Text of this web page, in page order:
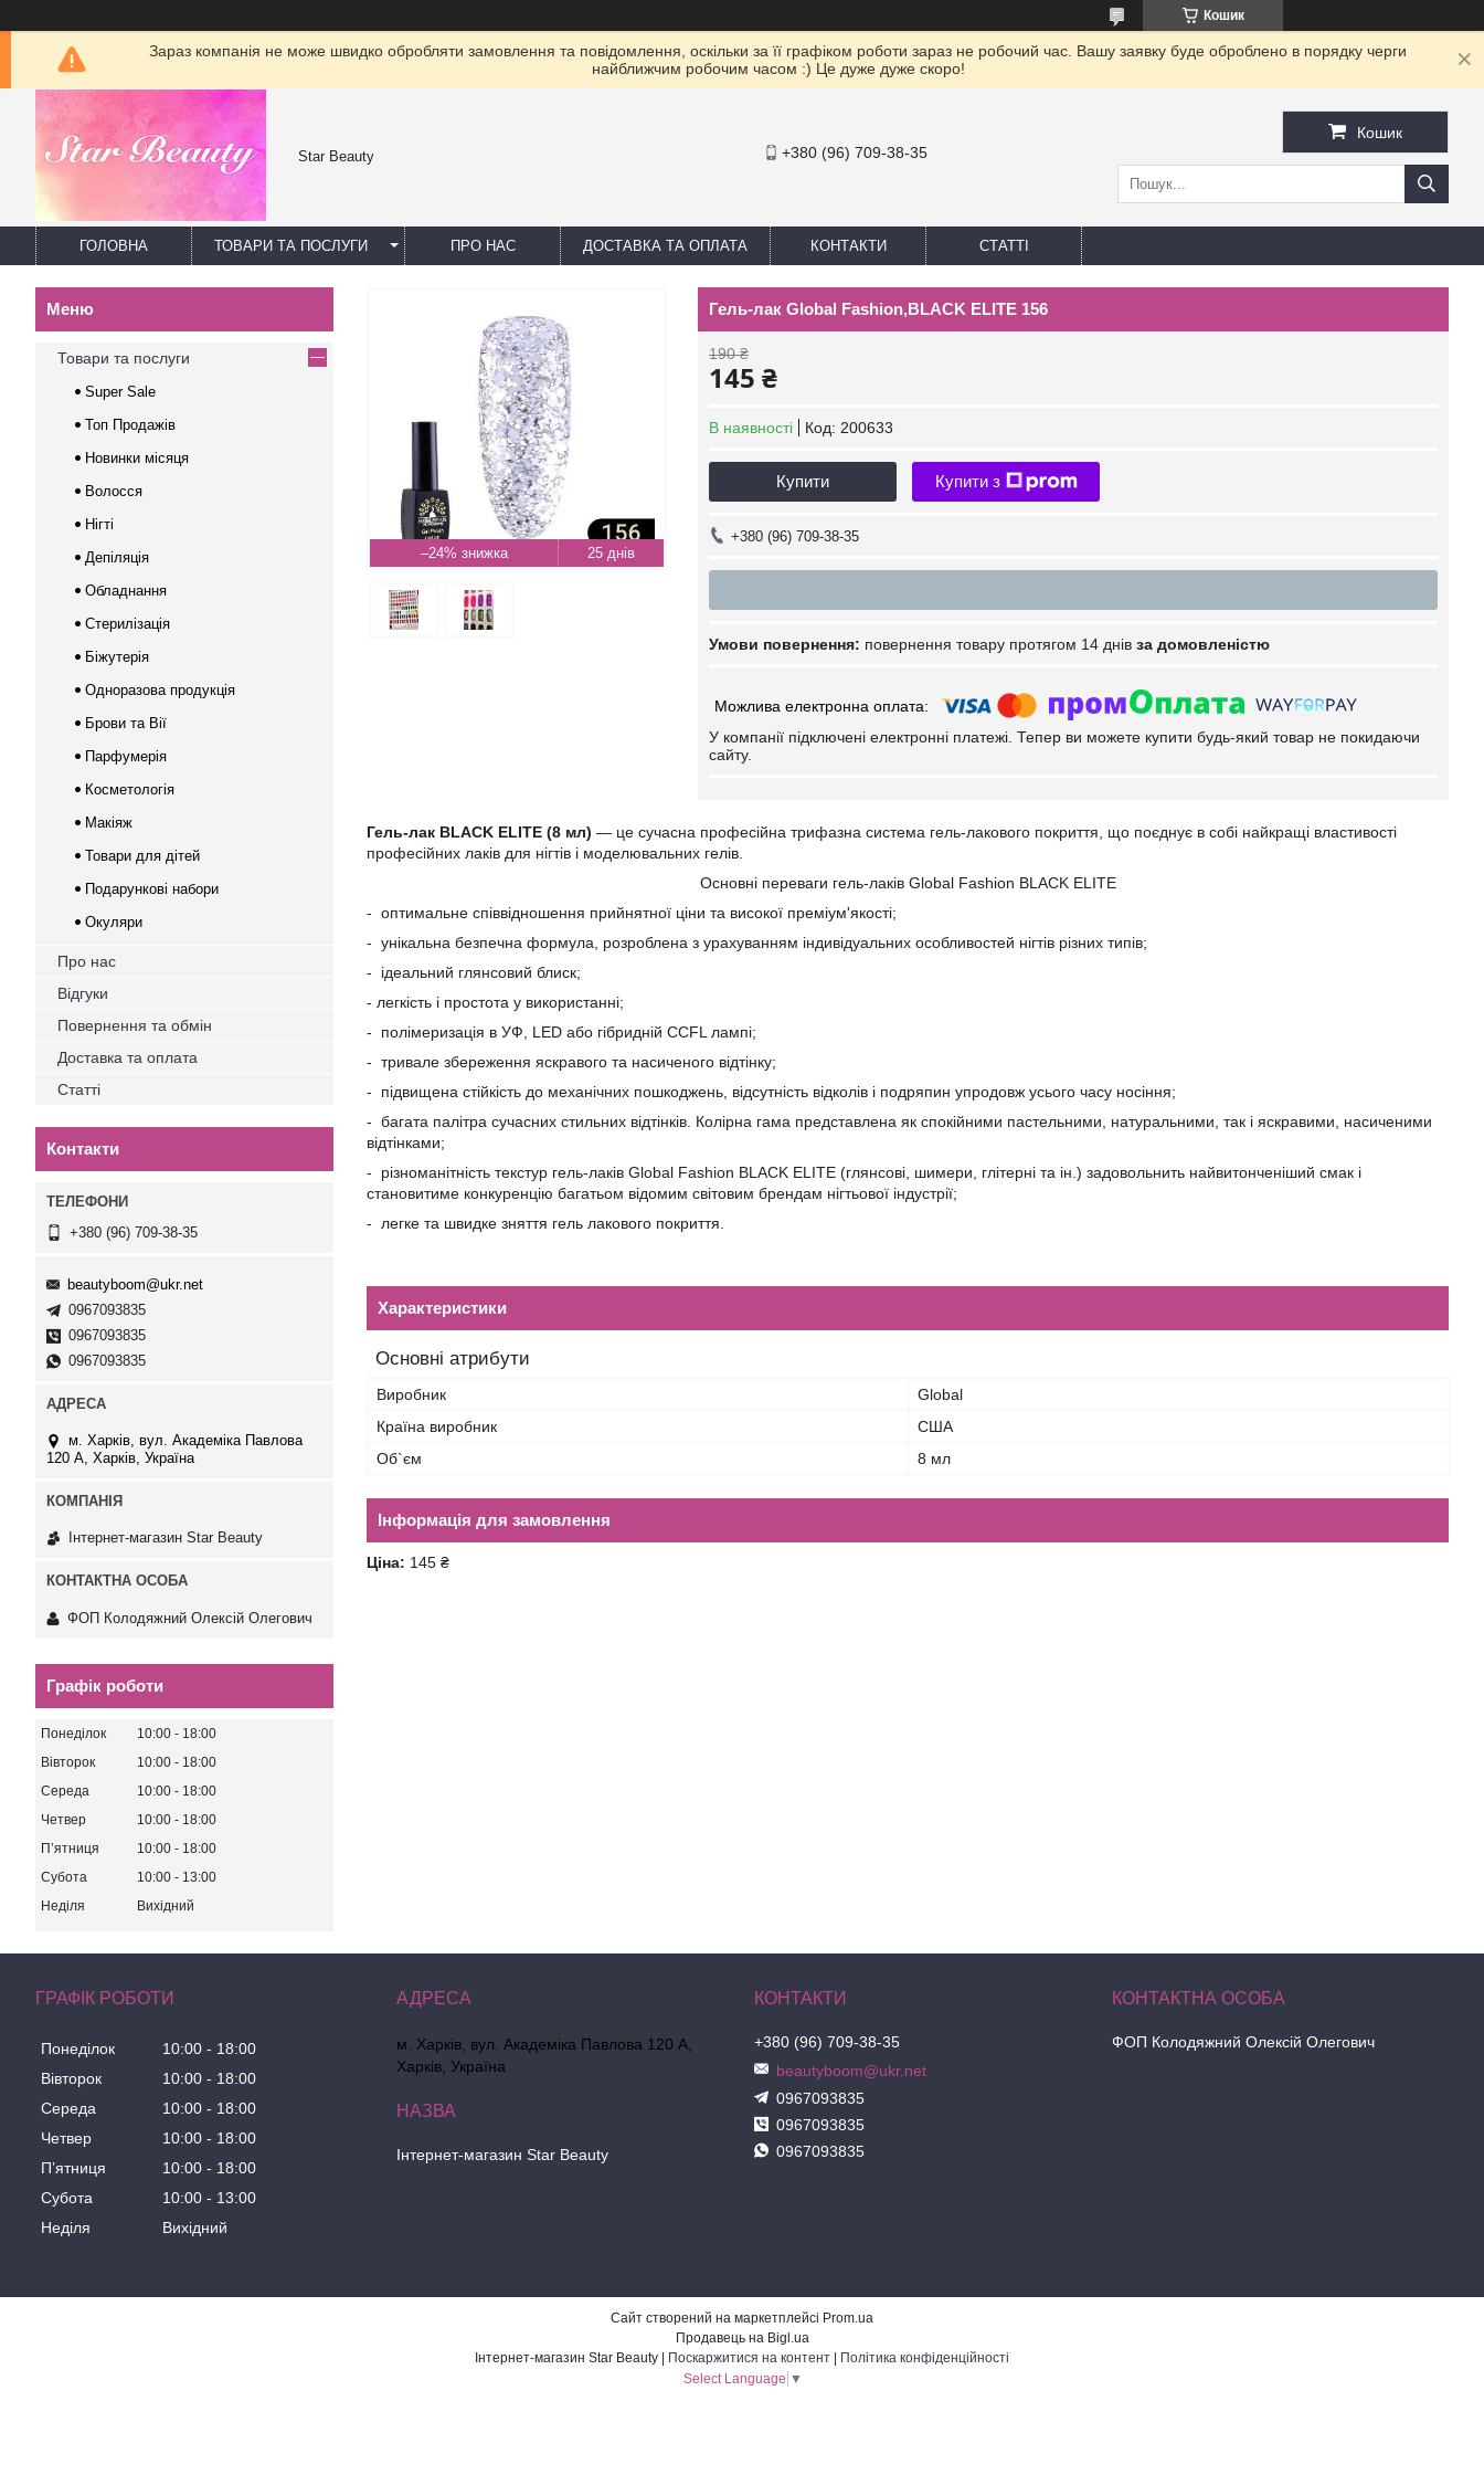
Кошик
Зараз компанія не може швидко обробляти замовлення та повідомлення, оскільки за її графіком роботи зараз не робочий час. Вашу заявку буде оброблено в порядку черги
найближчим робочим часом :) Це дуже дуже скоро!
Star Beauty +380 (96) 709-38-35
Кошик
ГОЛОВНА ТОВАРИ ТА ПОСЛУГИ ПРО НАС ДОСТАВКА ТА ОПЛАТА КОНТАКТИ СТАТТІ
–24% 25 днів
Гель-лак Global Fashion,BLACK ELITE 156
190 ₴
145 ₴
В наявності Код: 200633
Купити Купити з
+380 (96) 709-38-35
повернення товару протягом 14 днів за домовленістю
У компанії підключені електронні платежі. Тепер ви можете купити будь-який товар не покидаючи
сайту.
Гель-лак BLACK ELITE (8 мл) — це сучасна професійна трифазна система гель-лакового покриття, що поєднує в собі найкращі властивості
професійних лаків для нігтів і моделювальних гелів.
Основні переваги гель-лаків Global Fashion BLACK ELITE
- оптимальне співвідношення прийнятної ціни та високої преміум'якості;
- унікальна безпечна формула, розроблена з урахуванням індивідуальних особливостей нігтів різних типів;
- ідеальний глянсовий блиск;
- легкість і простота у використанні;
- полімеризація в УФ, LED або гібридній CCFL лампі;
- тривале збереження яскравого та насиченого відтінку;
- підвищена стійкість до механічних пошкоджень, відсутність відколів і подряпин упродовж усього часу носіння;
- багата палітра сучасних стильних відтінків. Колірна гама представлена як спокійними пастельними, натуральними, так і яскравими, насиченими
відтінками;
- різноманітність текстур гель-лаків Global Fashion BLACK ELITE (глянсові, шимери, глітерні та ін.) задовольнить найвитонченіший смак і
становитиме конкуренцію багатьом відомим світовим брендам нігтьової індустрії;
- легке та швидке зняття гель лакового покриття.
Характеристики
Основні атрибути
Виробник
Global
Країна виробник
США
Об`єм
8 мл
Інформація для замовлення
Ціна: 145 ₴
Товари та послуги
Super Sale
Топ Продажів
Новинки місяця
Волосся
Нігті
Депіляція
Обладнання
Стерилізація
Біжутерія
Одноразова продукція
Брови та Вії
Парфумерія
Косметологія
Макіяж
Товари для дітей
Подарункові набори
Окуляри
Про нас
Відгуки
Повернення та обмін
Доставка та оплата
Статті
Контакти
+380 (96) 709-38-35
beautyboom@ukr.net
0967093835
0967093835
0967093835
м. Харків, вул. Академіка Павлова
120 А, Харків, Україна
Інтернет-магазин Star Beauty
ФОП Колодяжний Олексій Олегович
Графік роботи
Понеділок 10:00
18:00
Вівторок
10:00
18:00
Середа
10:00
18:00
Четвер
10:00
18:00
Пʼятниця
10:00
18:00
Субота
10:00
13:00
Неділя
Вихідний
ГРАФІК РОБОТИ
Понеділок 10:00
18:00
Вівторок
10:00
18:00
Середа
10:00
18:00
Четвер
10:00
18:00
Пʼятниця
10:00
18:00
Субота
10:00
13:00
Неділя
Вихідний
м. Харків, вул. Академіка Павлова 120 А,
Харків, Україна
Інтернет-магазин Star Beauty
+380 (96) 709-38-35
beautyboom@ukr.net
0967093835
0967093835
0967093835
ФОП Колодяжний Олексій Олегович
Сайт створений на маркетплейсі Prom.ua
Продавець на Bigl.ua
Інтернет-магазин Star Beauty | Поскаржитися на контент | Політика конфіденційності
Select Language ▼